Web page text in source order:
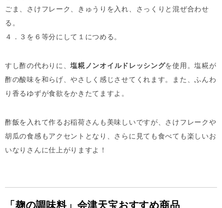
ごま、さけフレーク、きゅうりを入れ、さっくりと混ぜ合わせ
る。
４．３を６等分にして１につめる。
すし酢の代わりに、塩糀ノンオイルドレッシングを使用。塩糀が
酢の酸味を和らげ、やさしく感じさせてくれます。また、ふんわ
り香るゆずが食欲をかきたてますよ。
酢飯を入れて作るお稲荷さんも美味しいですが、さけフレークや
胡瓜の食感もアクセントとなり、さらに見ても食べても楽しいお
いなりさんに仕上がりますよ！
「麹の調味料」会津天宝おすすめ商品